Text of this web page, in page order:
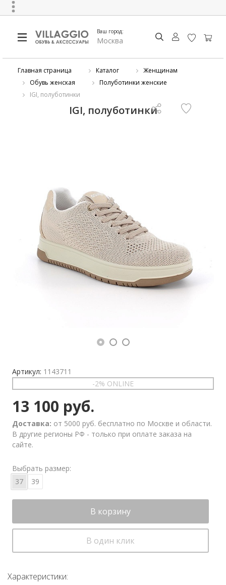
Ваш город:
Москва
Главная страница Каталог
Женщинам
Обувь женская
Полуботинки женские
IGI, полуботинки
IGI, полуботинки
Артикул: 1143711
-2% ONLINE
13 100 руб.
Доставка: от 5000 руб. бесплатно по Москве и области.
В другие регионы РФ - только при оплате заказа на
сайте.
Выбрать размер:
37
39
В корзину
В один клик
Характеристики: